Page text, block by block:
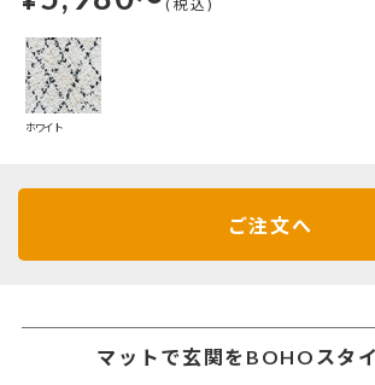
(税込)
ホワイト
ご注文へ
マットで玄関をBOHOスタイ